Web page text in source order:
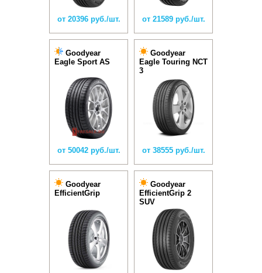
от 20396 руб./шт. от 21589 руб./шт.
Goodyear
Eagle Sport AS
от 50042 руб./шт.
Goodyear
Eagle Touring NCT
3
от 38555 руб./шт.
Goodyear
EfficientGrip
Goodyear
EfficientGrip 2
SUV